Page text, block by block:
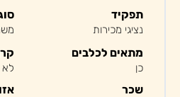
תפקיד
נציגי מכירות
מתאים לכלבים
כן לא
שכר